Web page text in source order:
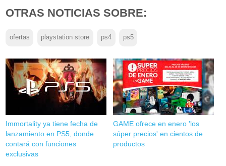
OTRAS NOTICIAS SOBRE:
ofertas playstation store ps4 ps5
Immortality ya tiene fecha de
lanzamiento en PS5, donde
contará con funciones
exclusivas
GAME ofrece en enero 'los
súper precios' en cientos de
productos